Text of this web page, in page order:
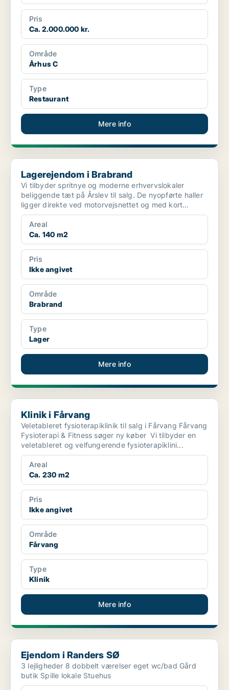
Pris
Ca. 2.000.000 kr.
Område
Århus C
Type
Restaurant
Mere info
Lagerejendom i Brabrand
Lagerejendom i Brabrand
Vi tilbyder spritnye og moderne erhvervslokaler
beliggende tæt på Årslev til salg. De nyopførte haller
ligger direkte ved motorvejsnettet og med kort
afstand...
Areal
Ca. 140 m2
Pris
Ikke angivet
Område
Brabrand
Type
Lager
Mere info
Klinik i Fårvang
Klinik i Fårvang
Veletableret fysioterapiklinik til salg i Fårvang Fårvang
Fysioterapi & Fitness søger ny køber Vi tilbyder en
veletableret og velfungerende fysioterapiklini...
Areal
Ca. 230 m2
Pris
Ikke angivet
Område
Fårvang
Type
Klinik
Mere info
Ejendom i Randers SØ
Ejendom i Randers SØ
3 lejligheder 8 dobbelt værelser eget wc/bad Gård
butik Spille lokale Stuehus